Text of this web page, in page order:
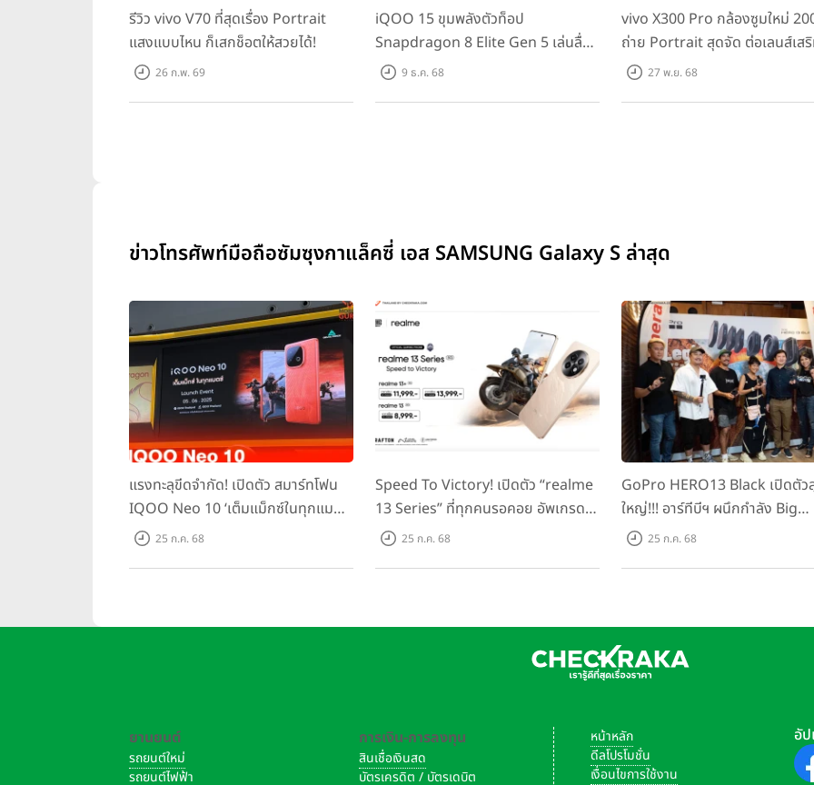
รีวิว vivo V70 ที่สุดเรื่อง Portrait
แสงแบบไหน ก็เสกช็อตให้สวยได้!
26 ก.พ. 69
iQOO 15 ขุมพลังตัวท็อป
Snapdragon 8 Elite Gen 5 เล่นลื่น
ทุกเกม!9 ธ.ค. 68
vivo X300 Pro กล้องซูมใหม่
ถ่าย Portrait สุดจัด ต่อเลนส์เสริ
27 พ.ย. 68
ข่าวโทรศัพท์มือถือซัมซุงกาแล็คซี่ เอส SAMSUNG Galaxy S ล่าสุด
แรงทะลุขีดจำกัด! เปิดตัว สมาร์ทโฟน
IQOO Neo 10 ‘เต็มแม็กซ์ในทุกแมตช์’
ในราคาเริ่มต้นเพียง 15,900 บาท
25 ก.ค. 68
Speed To Victory! เปิดตัว “realme
13 Series” ที่ทุกคนรอคอย อัพเกรด
ชิปเซ็ตตัวแรง ขึ้นแท่น Gaming
25 ก.ค. 68
GoPro HERO13 Black เปิดตั
ใหญ่!!! อาร์ทีบีฯ ผนึกกำลัง Big
Camera และ GoPro จัดกิจกรรม
25 ก.ค. 68
ยานยนต์
รถยนต์ใหม่
รถยนต์ไฟฟ้า
การเงิน-การลงทุน
สินเชื่อเงินสด
บัตรเครดิต / บัตรเดบิต
หน้าหลัก
ดีลโปรโมชั่น
เงื่อนไขการใช้งาน
อั